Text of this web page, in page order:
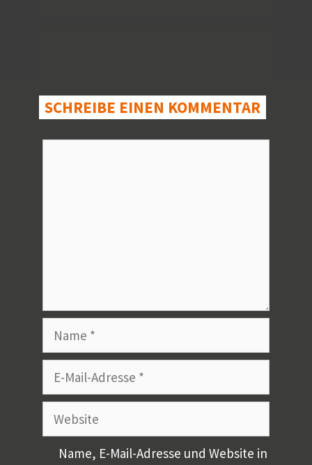
SCHREIBE EINEN KOMMENTAR
Name
Adresse
Website
Name, E-Mail-Adresse und Website in